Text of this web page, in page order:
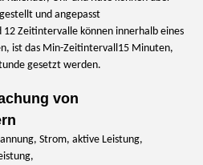
und angepasst
Zeitintervalle können innerhalb eines
ist das Min-Zeitintervall 15 Minuten,
gesetzt werden.
von
Strom, aktive Leistung,